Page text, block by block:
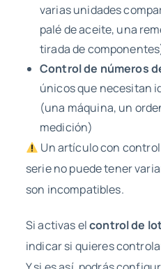
varias unidades
palé de aceite, una
tirada de
Control de números
únicos que necesitan
(una máquina, un
medición)
Un artículo con
serie no puede tener
son incompatibles.
Si activas elcontrol de
indicar si quieres